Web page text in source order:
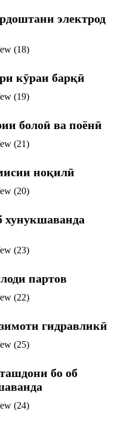
электрод
кӯраи барқӣ
болоӣ ва поёнӣ
ноқилӣ
хунукшаванда
партов
гидравликӣ
бо об